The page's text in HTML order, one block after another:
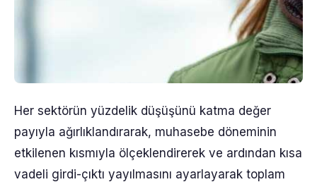
Her sektörün yüzdelik düşüşünü katma değer
payıyla ağırlıklandırarak, muhasebe döneminin
etkilenen kısmıyla ölçeklendirerek ve ardından kısa
vadeli girdi-çıktı yayılmasını ayarlayarak toplam